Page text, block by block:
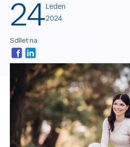
24Leden
2024
Sdílet na